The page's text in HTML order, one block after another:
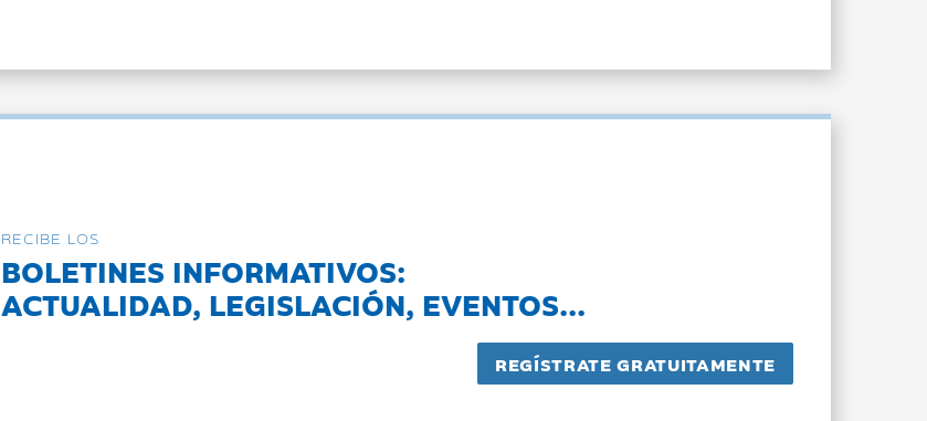
RECIBE LOS
BOLETINES INFORMATIVOS:
ACTUALIDAD, LEGISLACIÓN, EVENTOS...